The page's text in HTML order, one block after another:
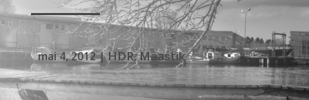
mai 4, 2012|HDR,Maastik